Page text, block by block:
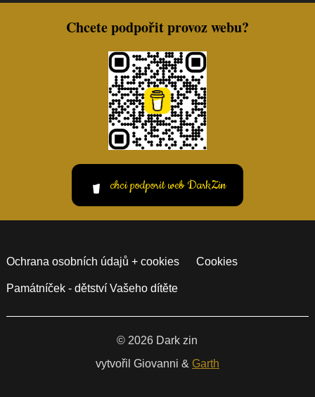
Chcete podpořit provoz webu?
chci podporit web DarkZin
Ochrana osobních údajů + cookies Cookies
Památníček - dětství Vašeho dítěte
© 2026 Dark zin
vytvořil Giovanni & Garth